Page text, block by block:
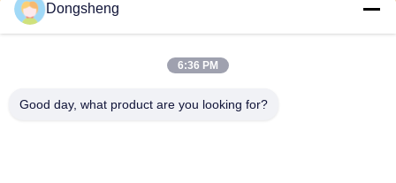
Dongsheng
6:36 PM
Good day, what product are you looking for?